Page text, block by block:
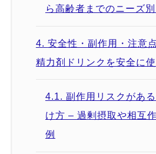
ら高齢者までのニーズ
4. 安全性・副作用・注意
精力剤ドリンクを安全に
4.1. 副作用リスクがあ
け方 – 過剰摂取や相互
例